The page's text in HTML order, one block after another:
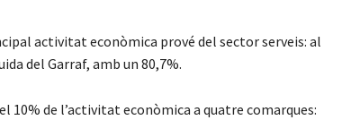
activitat econòmica prové del sector serveis: al
del Garraf, amb un 80,7%.
10% de l’activitat econòmica a quatre comarques: